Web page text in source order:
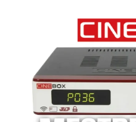
ATUALIZAÇÃO
16/05/2026